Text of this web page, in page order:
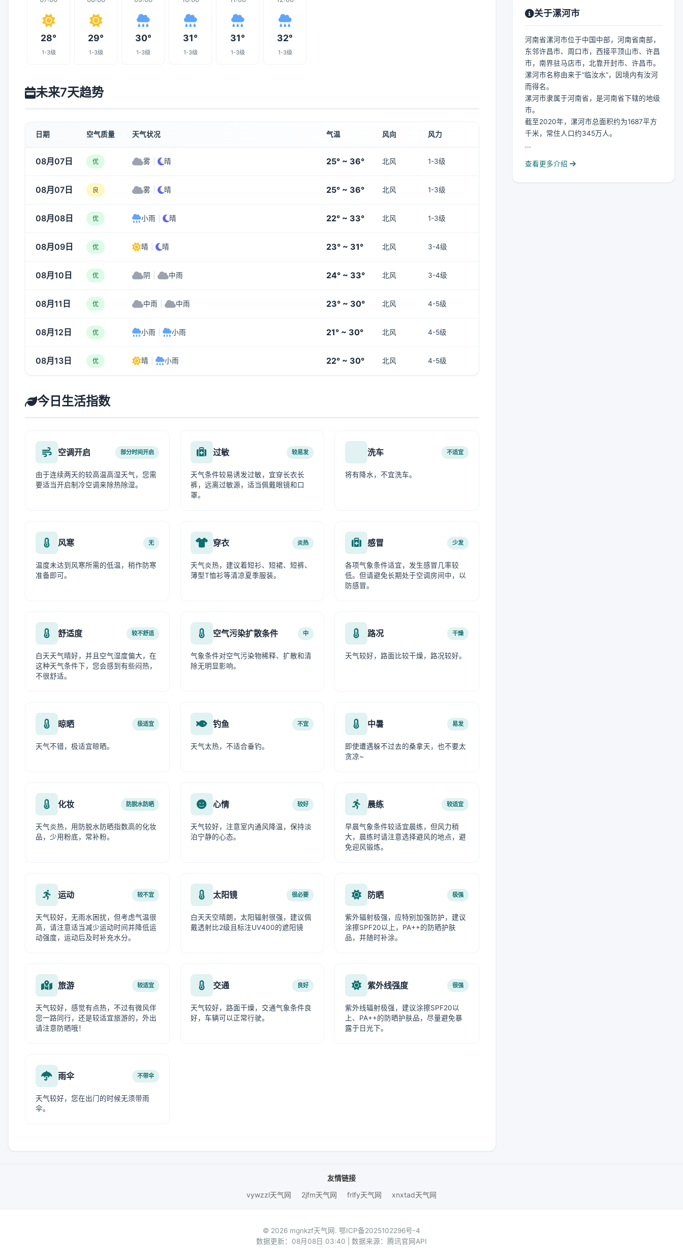
28°
1-3级
29°
1-3级
30°
1-3级
31°
1-3级
31°
1-3级
32°
1-3级
未来7天趋势
日期 空气质量 天气状况 气温 风向 风力
08月07日 优 雾 晴 25° ~ 36° 北风 1-3级
08月07日 良 雾 晴 25° ~ 36° 北风 1-3级
08月08日 优 小雨 晴 22° ~ 33° 北风 1-3级
08月09日 优 晴 晴 23° ~ 31° 北风 3-4级
08月10日 优 阴 中雨 24° ~ 33° 北风 3-4级
08月11日 优 中雨 中雨 23° ~ 30° 北风 4-5级
08月12日 优 小雨 小雨 21° ~ 30° 北风 4-5级
08月13日 优 晴 小雨 22° ~ 30° 北风 4-5级
今日生活指数
空调开启 部分时间开启
由于连续两天的较高温高湿天气，您需
要适当开启制冷空调来除热除湿。
过敏 较易发
天气条件较易诱发过敏，宜穿长衣长
裤，远离过敏源，适当佩戴眼镜和口
罩。
洗车 不适宜
将有降水，不宜洗车。
风寒 无
温度未达到风寒所需的低温，稍作防寒
准备即可。
穿衣 炎热
天气炎热，建议着短衫、短裙、短裤、
薄型T恤衫等清凉夏季服装。
感冒 少发
各项气象条件适宜，发生感冒几率较
低。但请避免长期处于空调房间中，以
防感冒。
舒适度 较不舒适
白天天气晴好，并且空气湿度偏大，在
这种天气条件下，您会感到有些闷热，
不很舒适。
空气污染扩散条件 中
气象条件对空气污染物稀释、扩散和清
除无明显影响。
路况 干燥
天气较好，路面比较干燥，路况较好。
晾晒 极适宜
天气不错，极适宜晾晒。
钓鱼 不宜
天气太热，不适合垂钓。
中暑 易发
即使遭遇躲不过去的桑拿天，也不要太
贪凉~
化妆 防脱水防晒
天气炎热，用防脱水防晒指数高的化妆
品，少用粉底，常补粉。
心情 较好
天气较好，注意室内通风降温，保持淡
泊宁静的心态。
晨练 较适宜
早晨气象条件较适宜晨练，但风力稍
大，晨练时请注意选择避风的地点，避
免迎风锻炼。
运动 较不宜
天气较好，无雨水困扰，但考虑气温很
高，请注意适当减少运动时间并降低运
动强度，运动后及时补充水分。
太阳镜 很必要
白天天空晴朗，太阳辐射很强，建议佩
戴透射比2级且标注UV400的遮阳镜
防晒 极强
紫外辐射极强，应特别加强防护，建议
涂擦SPF20以上，PA++的防晒护肤
品，并随时补涂。
旅游 较适宜
天气较好，感觉有点热，不过有微风伴
您一路同行，还是较适宜旅游的，外出
请注意防晒哦！
交通 良好
天气较好，路面干燥，交通气象条件良
好，车辆可以正常行驶。
紫外线强度 很强
紫外线辐射极强，建议涂擦SPF20以
上、PA++的防晒护肤品，尽量避免暴
露于日光下。
雨伞 不带伞
天气较好，您在出门的时候无须带雨
伞。
关于漯河市
河南省漯河市位于中国中部，河南省南部，
东邻许昌市、周口市，西接平顶山市、许昌
市，南界驻马店市，北靠开封市、许昌市。
漯河市名称由来于“临汝水”，因境内有汝河
而得名。
漯河市隶属于河南省，是河南省下辖的地级
市。
截至2020年，漯河市总面积约为1687平方
千米，常住人口约345万人。
...
查看更多介绍
友情链接
vywzzl天气网
2jfm天气网 frlfy天气网 xnxtad天气网
© 2026 mgnkzf天气网. 鄂ICP备2025102296号-4
数据更新：08月08日 03:40 | 数据来源：腾讯官网API